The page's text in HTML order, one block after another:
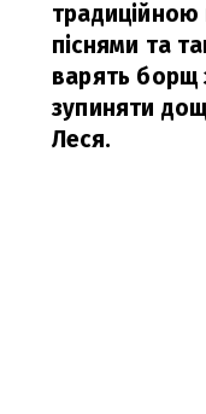
традиційною
піснями та
варять
зупиняти
Леся.